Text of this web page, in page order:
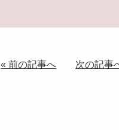
« 前の記事へ 次の記事